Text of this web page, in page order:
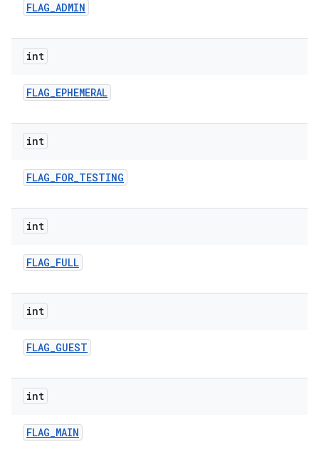
FLAG_ADMIN
int
FLAG_EPHEMERAL
int
FLAG_FOR_TESTING
int
FLAG_FULL
int
FLAG_GUEST
int
FLAG_MAIN